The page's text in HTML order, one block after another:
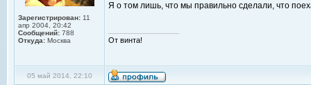
Зарегистрирован: 11
апр 2004, 20:42
Сообщений: 788
Откуда: Москва
Я о том лишь, что мы правильно сделали, что
От винта!
05 май 2014, 22:10